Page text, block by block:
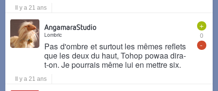
Il y a 21 ans
+
0
-
AngamaraStudio
Lombric
Pas d'ombre et surtout les mêmes reflets
que les deux du haut, Tohop powaa dira-
t-on. Je pourrais même lui en mettre six.
Il y a 21 ans